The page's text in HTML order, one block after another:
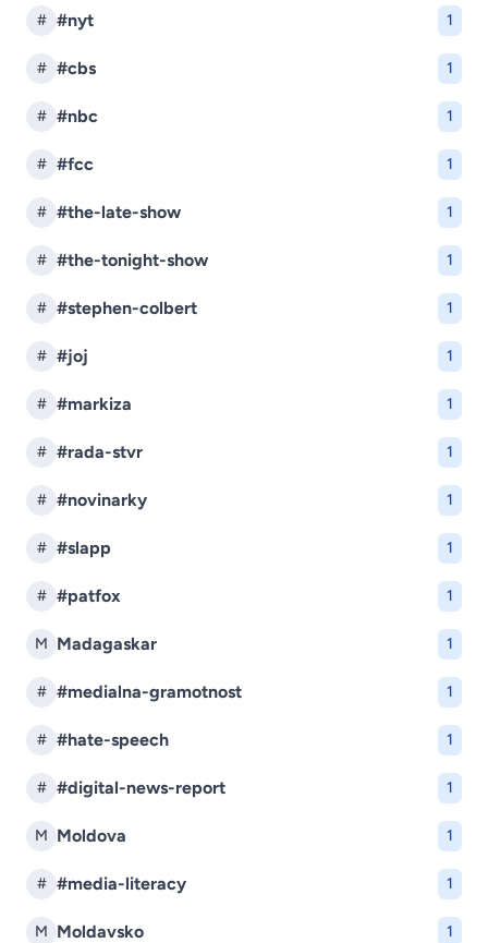
# #nyt 1
# #cbs 1
# #nbc 1
# #fcc 1
# #the-late-show 1
# #the-tonight-show 1
# #stephen-colbert 1
# #joj 1
# #markiza 1
# #rada-stvr 1
# #novinarky 1
# #slapp 1
# #patfox 1
M Madagaskar 1
# #medialna-gramotnost 1
# #hate-speech 1
# #digital-news-report 1
M Moldova 1
# #media-literacy 1
M Moldavsko 1